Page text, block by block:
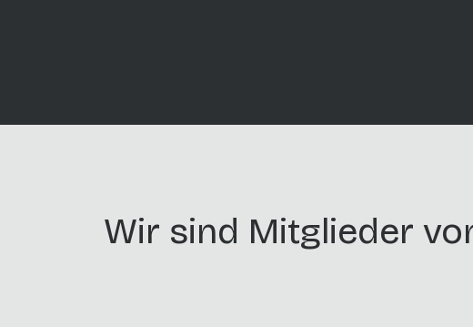
Wir sind Mitglieder